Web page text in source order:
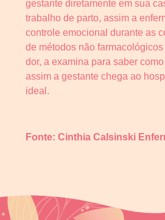
gestante diretamente em sua
trabalho de parto, assim a
controle emocional durante as
de métodos não
dor, a examina para saber
assim a gestante chega ao
ideal.
Fonte: Cinthia Calsinski